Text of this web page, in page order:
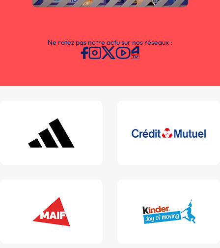
Ne ratez pas notre actu sur nos réseaux :